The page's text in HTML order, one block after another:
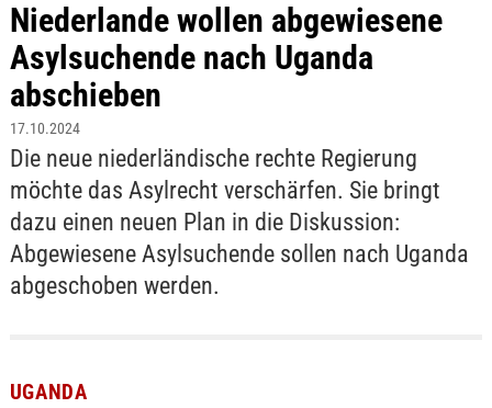
Niederlande wollen abgewiesene
Asylsuchende nach Uganda
abschieben
17.10.2024
Die neue niederländische rechte Regierung
möchte das Asylrecht verschärfen. Sie bringt
dazu einen neuen Plan in die Diskussion:
Abgewiesene Asylsuchende sollen nach Uganda
abgeschoben werden.
UGANDA